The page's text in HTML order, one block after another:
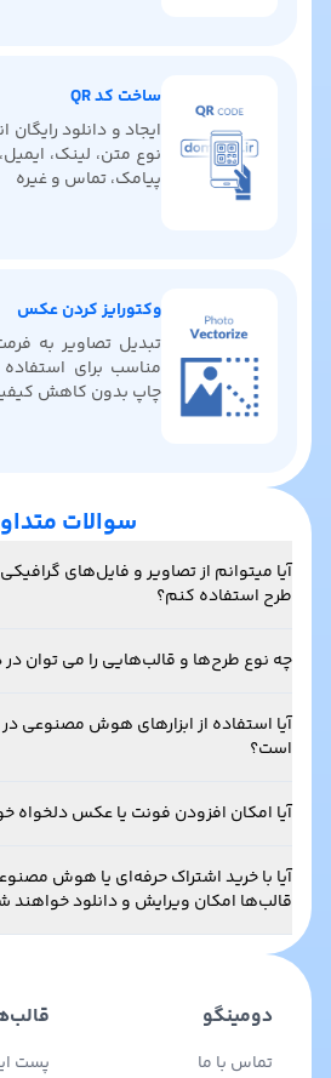
ساخت کد QR
نوع متن، لینک،
پیامک، تماس و غیره
وکتورایز کردن عکس
تبدیل تصاویر به
مناسب برای
چاپ بدون کاهش
سوالات
آیا میتوانم از تصاویر و فایل‌های
طرح استفاده کنم؟
چه نوع طرح‌ها و قالب‌هایی را می توان در
آیا استفاده از ابزارهای هوش مصنوعی
است؟
آیا امکان افزودن فونت یا عکس دلخواه
آیا با خرید اشتراک حرفه‌ای یا هوش
قالب‌ها امکان ویرایش و دانلود خواهند
دومینگو
تماس با ما
پست